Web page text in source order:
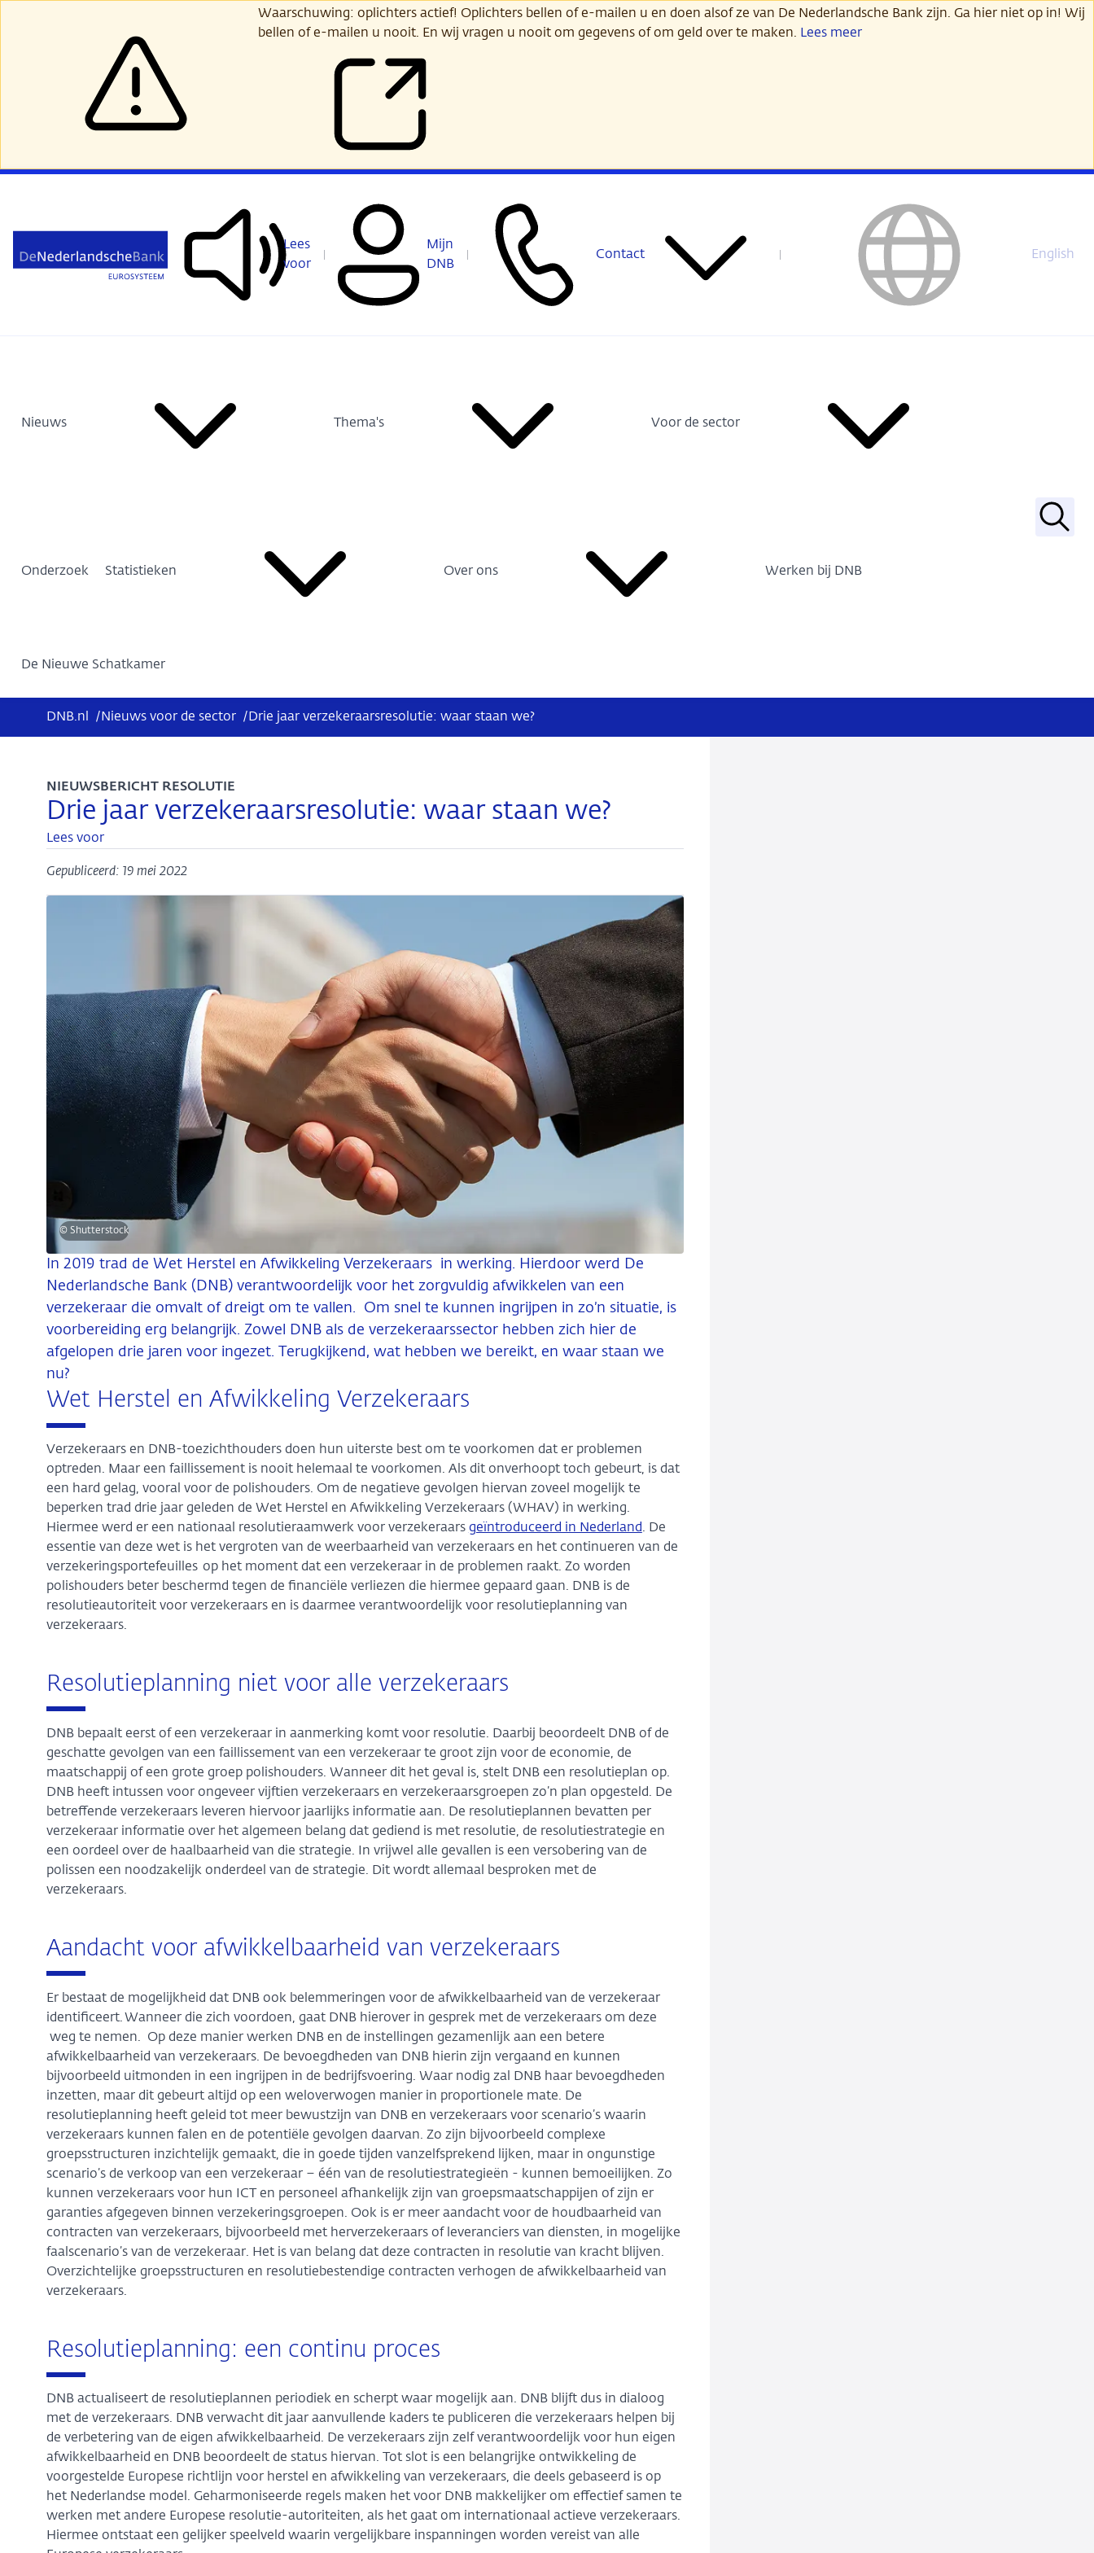
Waarschuwing: oplichters actief! Oplichters bellen of e-mailen u en doen alsof ze van De Nederlandsche Bank zijn. Ga hier niet op in! Wij
bellen of e-mailen u nooit. En wij vragen u nooit om gegevens of om geld over te maken. Lees meer
Lees
voor
Mijn
DNB
Contact English
Nieuws Thema's Voor de sector
Onderzoek Statistieken Over ons Werken bij DNB
De Nieuwe Schatkamer
Zoek
DNB.nl / Nieuws voor de sector / Drie jaar verzekeraarsresolutie: waar staan we?
Drie jaar verzekeraarsresolutie: waar staan we?
NIEUWSBERICHT RESOLUTIE
Lees voor
Gepubliceerd: 19 mei 2022
© Shutterstock
In 2019 trad de Wet Herstel en Afwikkeling Verzekeraars in werking. Hierdoor werd De
Nederlandsche Bank (DNB) verantwoordelijk voor het zorgvuldig afwikkelen van een
verzekeraar die omvalt of dreigt om te vallen. Om snel te kunnen ingrijpen in zo’n situatie, is
voorbereiding erg belangrijk. Zowel DNB als de verzekeraarssector hebben zich hier de
afgelopen drie jaren voor ingezet. Terugkijkend, wat hebben we bereikt, en waar staan we
nu?
Wet Herstel en Afwikkeling Verzekeraars
Verzekeraars en DNB-toezichthouders doen hun uiterste best om te voorkomen dat er problemen
optreden. Maar een faillissement is nooit helemaal te voorkomen. Als dit onverhoopt toch gebeurt, is dat
een hard gelag, vooral voor de polishouders. Om de negatieve gevolgen hiervan zoveel mogelijk te
beperken trad drie jaar geleden de Wet Herstel en Afwikkeling Verzekeraars (WHAV) in werking.
Hiermee werd er een nationaal resolutieraamwerk voor verzekeraars geïntroduceerd in Nederland. De
essentie van deze wet is het vergroten van de weerbaarheid van verzekeraars en het continueren van de
verzekeringsportefeuilles op het moment dat een verzekeraar in de problemen raakt. Zo worden
polishouders beter beschermd tegen de financiële verliezen die hiermee gepaard gaan. DNB is de
resolutieautoriteit voor verzekeraars en is daarmee verantwoordelijk voor resolutieplanning van
verzekeraars.
Resolutieplanning niet voor alle verzekeraars
DNB bepaalt eerst of een verzekeraar in aanmerking komt voor resolutie. Daarbij beoordeelt DNB of de
geschatte gevolgen van een faillissement van een verzekeraar te groot zijn voor de economie, de
maatschappij of een grote groep polishouders. Wanneer dit het geval is, stelt DNB een resolutieplan op.
DNB heeft intussen voor ongeveer vijftien verzekeraars en verzekeraarsgroepen zo’n plan opgesteld. De
betreffende verzekeraars leveren hiervoor jaarlijks informatie aan. De resolutieplannen bevatten per
verzekeraar informatie over het algemeen belang dat gediend is met resolutie, de resolutiestrategie en
een oordeel over de haalbaarheid van die strategie. In vrijwel alle gevallen is een versobering van de
polissen een noodzakelijk onderdeel van de strategie. Dit wordt allemaal besproken met de
verzekeraars.
Aandacht voor afwikkelbaarheid van verzekeraars
Er bestaat de mogelijkheid dat DNB ook belemmeringen voor de afwikkelbaarheid van de verzekeraar
identificeert. Wanneer die zich voordoen, gaat DNB hierover in gesprek met de verzekeraars om deze
weg te nemen. Op deze manier werken DNB en de instellingen gezamenlijk aan een betere
afwikkelbaarheid van verzekeraars. De bevoegdheden van DNB hierin zijn vergaand en kunnen
bijvoorbeeld uitmonden in een ingrijpen in de bedrijfsvoering. Waar nodig zal DNB haar bevoegdheden
inzetten, maar dit gebeurt altijd op een weloverwogen manier in proportionele mate. De
resolutieplanning heeft geleid tot meer bewustzijn van DNB en verzekeraars voor scenario’s waarin
verzekeraars kunnen falen en de potentiële gevolgen daarvan. Zo zijn bijvoorbeeld complexe
groepsstructuren inzichtelijk gemaakt, die in goede tijden vanzelfsprekend lijken, maar in ongunstige
scenario’s de verkoop van een verzekeraar – één van de resolutiestrategieën - kunnen bemoeilijken. Zo
kunnen verzekeraars voor hun ICT en personeel afhankelijk zijn van groepsmaatschappijen of zijn er
garanties afgegeven binnen verzekeringsgroepen. Ook is er meer aandacht voor de houdbaarheid van
contracten van verzekeraars, bijvoorbeeld met herverzekeraars of leveranciers van diensten, in mogelijke
faalscenario’s van de verzekeraar. Het is van belang dat deze contracten in resolutie van kracht blijven.
Overzichtelijke groepsstructuren en resolutiebestendige contracten verhogen de afwikkelbaarheid van
verzekeraars.
Resolutieplanning: een continu proces
DNB actualiseert de resolutieplannen periodiek en scherpt waar mogelijk aan. DNB blijft dus in dialoog
met de verzekeraars. DNB verwacht dit jaar aanvullende kaders te publiceren die verzekeraars helpen bij
de verbetering van de eigen afwikkelbaarheid. De verzekeraars zijn zelf verantwoordelijk voor hun eigen
afwikkelbaarheid en DNB beoordeelt de status hiervan. Tot slot is een belangrijke ontwikkeling de
voorgestelde Europese richtlijn voor herstel en afwikkeling van verzekeraars, die deels gebaseerd is op
het Nederlandse model. Geharmoniseerde regels maken het voor DNB makkelijker om effectief samen te
werken met andere Europese resolutie-autoriteiten, als het gaat om internationaal actieve verzekeraars.
Hiermee ontstaat een gelijker speelveld waarin vergelijkbare inspanningen worden vereist van alle